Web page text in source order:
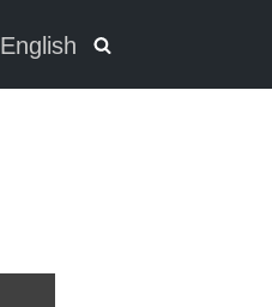
English